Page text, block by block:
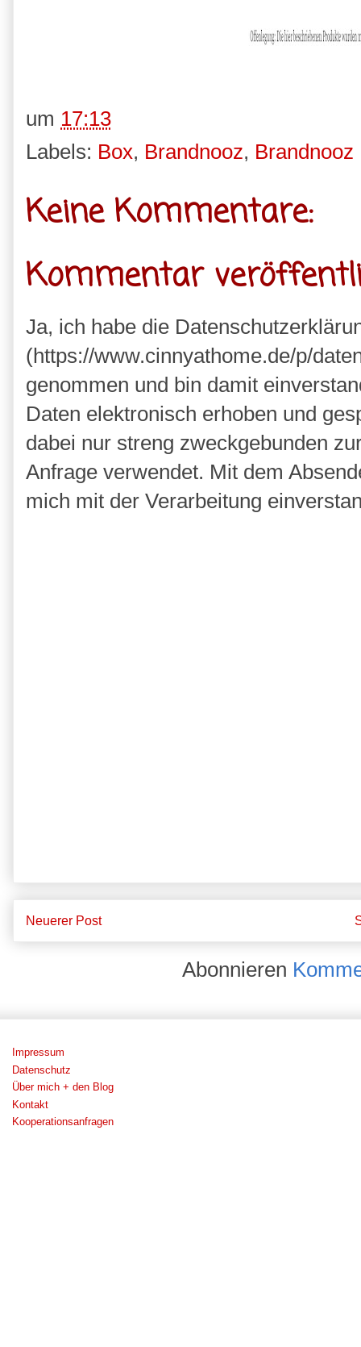
um 17:13
Labels: Box, Brandnooz, Brandnooz
Keine Kommentare:
Kommentar
Ja, ich habe die
(https://www.cinnyathome.de/p/
genommen und bin damit
Daten elektronisch erhoben und
dabei nur streng zweckgebunden
Anfrage verwendet. Mit dem
mich mit der Verarbeitung
Neuerer Post
Abonnieren
Impressum
Datenschutz
Über mich + den Blog
Kontakt
Kooperationsanfragen